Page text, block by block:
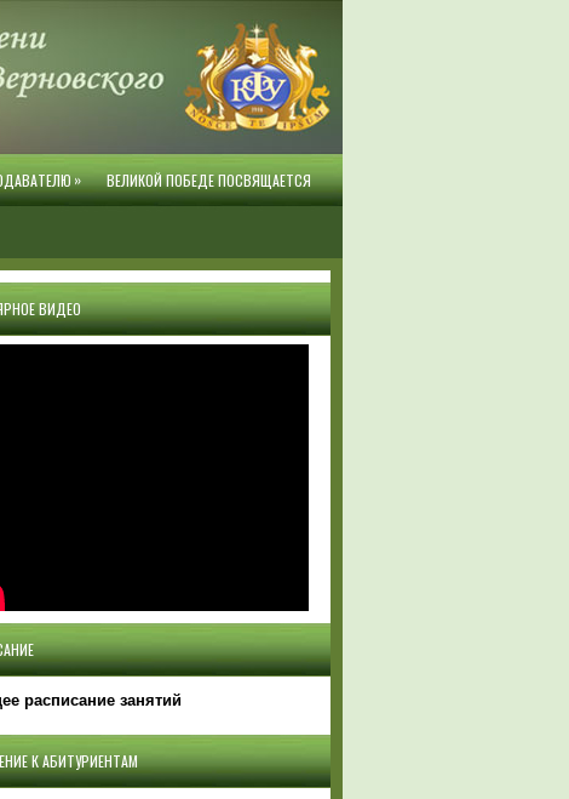
» ВЕЛИКОЙ ПОБЕДЕ ПОСВЯЩАЕТСЯ
ВИДЕО
расписание занятий
К АБИТУРИЕНТАМ